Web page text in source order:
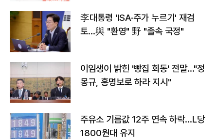
李대통령 'ISA·주가 누르기' 재검
토…與 "환영" 野 "졸속 국정"
이임생이 밝힌 '빵집 회동' 전말…"정
몽규, 홍명보로 하라 지시"
주유소 기름값 12주 연속 하락…L당
1800원대 유지